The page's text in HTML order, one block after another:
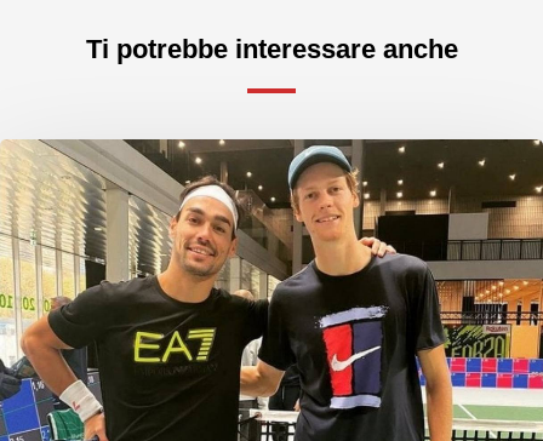
Ti potrebbe interessare anche